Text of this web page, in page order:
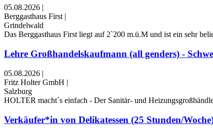
05.08.2026 |
Berggasthaus First |
Grindelwald
Das Berggasthaus First liegt auf 2`200 m.ü.M und ist ein sehr
Lehre Großhandelskaufmann (all genders) -
05.08.2026 |
Fritz Holter GmbH |
Salzburg
HOLTER macht´s einfach - Der Sanitär- und
Verkäufer*in von Delikatessen (25 Stunden/